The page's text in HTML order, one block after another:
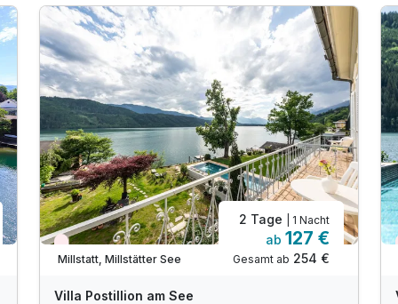
Wieder frei ab September
Millstatt, Millstätter See
2 Tage | 1 Nacht
ab 127 €
Gesamt ab 254 €
Villa Postillion am See